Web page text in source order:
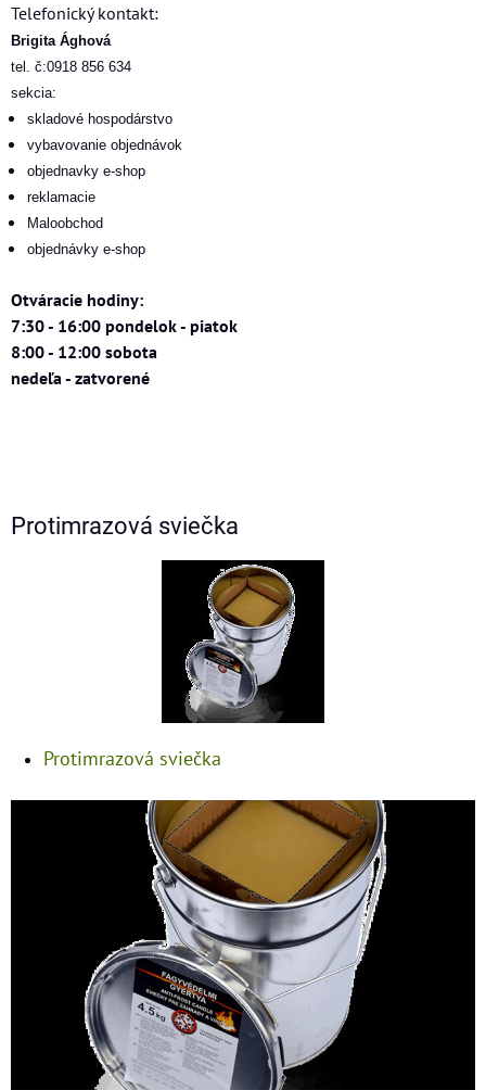
Telefonický kontakt:
Brigita Ághová
tel. č:0918 856 634
sekcia:
skladové hospodárstvo
vybavovanie objednávok
objednavky e-shop
reklamacie
Maloobchod
objednávky e-shop
Otváracie hodiny:
7:30 - 16:00 pondelok - piatok
8:00 - 12:00 sobota
nedeľa - zatvorené
Protimrazová sviečka
Protimrazová sviečka